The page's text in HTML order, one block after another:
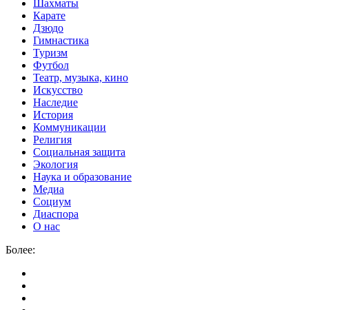
Шахматы
Карате
Дзюдо
Гимнастика
Туризм
Футбол
Театр, музыка, кино
Искусство
Наследие
История
Коммуникации
Религия
Социальная защита
Экология
Наука и образование
Медиа
Социум
Диаспора
О нас
Более: